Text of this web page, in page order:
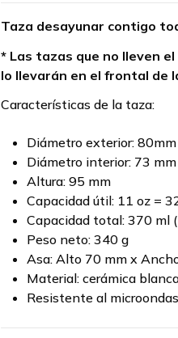
Taza desayunar contigo
* Las tazas que no lleven
lo llevarán en el frontal de
Características de la taza:
Diámetro exterior: 80mm
Diámetro interior: 73 mm
Altura: 95 mm
Capacidad útil: 11 oz =
Capacidad total: 370 ml
Peso neto: 340 g
Asa: Alto 70 mm x
Material: cerámica
Resistente al